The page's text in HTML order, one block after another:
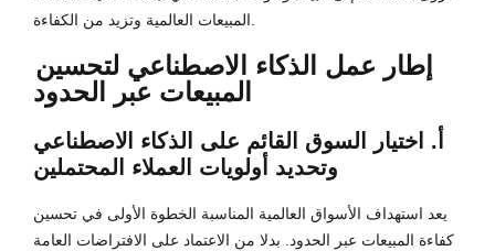
المبيعات العالمية وتزيد من الكفاءة.
إطار عمل الذكاء الاصطناعي لتحسين
المبيعات عبر الحدود
أ. اختيار السوق القائم على الذكاء الاصطناعي
وتحديد أولويات العملاء المحتملين
يعد استهداف الأسواق العالمية المناسبة الخطوة الأولى في تحسين
كفاءة المبيعات عبر الحدود. بدلا من الاعتماد على الافتراضات العامة